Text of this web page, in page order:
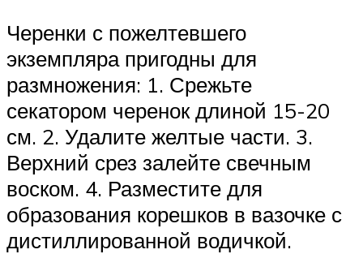
Черенки с пожелтевшего
экземпляра пригодны для
размножения: 1. Срежьте
секатором черенок длиной 15-20
см. 2. Удалите желтые части. 3.
Верхний срез залейте свечным
воском. 4. Разместите для
образования корешков в вазочке с
дистиллированной водичкой.